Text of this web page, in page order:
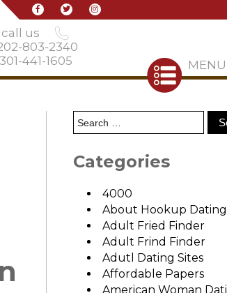
MENU
us
803-2340
441-1605
Categories
4000
About Hookup Dating
Adult Fried Finder
Adult Frind Finder
Adutl Dating Sites
Affordable Papers
American Woman